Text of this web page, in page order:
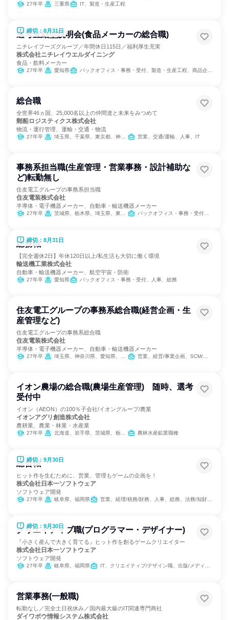
27年卒 三重県 IT、製造・生産工程
締切：8月31日
選考直結型説明会(食品メーカーの総合職)
ニチレイフーズグループ／年間休日115日／福利厚生充実
株式会社ニチレイウエルダイニング
食品・飲料メーカー
27年卒 愛知県 バックオフィス・事務・受付、製造・生産工程、商品企画、経理/税務/財務、人事、総務、法務/知財、建築/土木/プラント専門職
総合職
全世界46ヵ国、25,000名以上の仲間達と未来をみつめて
郵船ロジスティクス株式会社
物流・運行管理、運輸・交通・物流
27年卒 埼玉県、千葉県、東京都、神奈川県、静岡県、愛知県、三重県、京都府、大阪府、兵庫県 営業、交通/運輸、人事、IT
事務系担当職(生産管理・営業事務・設計補助な
ど)転勤無し
住友電工グループの事務系担当職
住友電装株式会社
半導体・電子機器メーカー、自動車・輸送機器メーカー
27年卒 茨城県、栃木県、埼玉県、東京都、神奈川県、静岡県、愛知県、三重県、広島県 バックオフィス・事務・受付、SCM/生産管理/購買/物流、経理/税務/財務、人事、総務
締切：8月31日
総務職
【完全週休2日】年休120日以上/私生活も大切に働く環境
輸送機工業株式会社
自動車・輸送機器メーカー、航空宇宙・防衛
27年卒 愛知県 バックオフィス・事務・受付、人事、総務
住友電工グループの事務系総合職(経営企画・生
産管理など)
住友電工グループの事務系総合職
住友電装株式会社
半導体・電子機器メーカー、自動車・輸送機器メーカー
27年卒 埼玉県、神奈川県、愛知県、三重県 営業、経営/事業企画、SCM/生産管理/購買/物流、経理/税務/財務、人事、総務、法務/知財
イオン農場の総合職(農場生産管理) 随時、選考
受付中
イオン（AEON）の100％子会社/イオングループ/農業
イオンアグリ創造株式会社
農耕業、農業・林業・水産業
27年卒 北海道、岩手県、茨城県、栃木県、埼玉県、千葉県、石川県、福井県、山梨県、三重県、兵庫県、島根県、広島県、徳島県、大分県 農林水産鉱業職種
締切：9月30日
総合職
ヒット作を生むために、営業、管理もゲームの企画を！
株式会社日本一ソフトウェア
ソフトウェア開発
27年卒 岐阜県、福岡県 営業、経理/税務/財務、人事、総務、法務/知財、IT、広報/IR、組織運営管理・公務員・事務系職種、商品企画、マーケティング・広告・宣伝
締切：9月30日
クリエイティブ職(プログラマー・デザイナー)
『小さく産んで大きく育てる』ヒット作を創るゲームクリエイター
株式会社日本一ソフトウェア
ソフトウェア開発
27年卒 岐阜県、福岡県 IT、クリエイティブ/デザイン職、出版/メディア/芸能/エンタメ専門職
営業事務(一般職)
転勤なし／完全土日祝休み／国内最大級のIT関連専門商社
ダイワボウ情報システム株式会社